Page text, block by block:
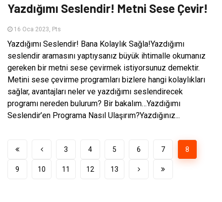
Yazdığımı Seslendir! Metni Sese Çevir!
16 Oca 2023, Pts
Yazdığımı Seslendir! Bana Kolaylık Sağla!Yazdığımı
seslendir aramasını yaptıysanız büyük ihtimalle okumanız
gereken bir metni sese çevirmek istiyorsunuz demektir.
Metini sese çevirme programları bizlere hangi kolaylıkları
sağlar, avantajları neler ve yazdığımı seslendirecek
programı nereden bulurum? Bir bakalım…Yazdığımı
Seslendir’en Programa Nasıl Ulaşırım?Yazdığınız...
3 4 5 6 7 8
9 10 11 12 13